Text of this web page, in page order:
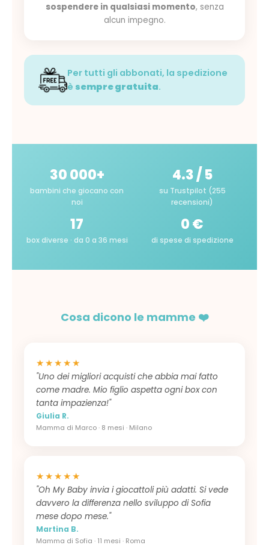
sospendere in qualsiasi momento, senza
alcun impegno.
Per tutti gli abbonati, la spedizione
è sempre gratuita.
30 000+
bambini che giocano con
noi
4.3 / 5
su Trustpilot (255
recensioni)
17
box diverse · da 0 a 36 mesi
0 €
di spese di spedizione
Cosa dicono le mamme ❤️
★★★★★
"Uno dei migliori acquisti che abbia mai fatto
come madre. Mio figlio aspetta ogni box con
tanta impazienza!"
Giulia R.
Mamma di Marco · 8 mesi · Milano
★★★★★
"Oh My Baby invia i giocattoli più adatti. Si vede
davvero la differenza nello sviluppo di Sofia
mese dopo mese."
Martina B.
Mamma di Sofia · 11 mesi · Roma